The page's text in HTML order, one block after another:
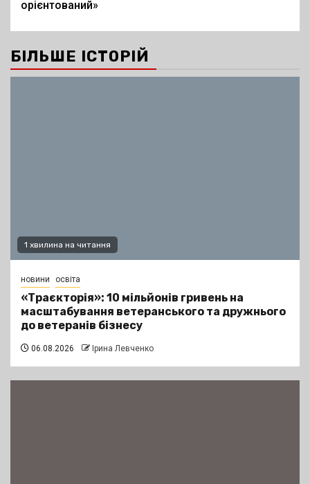
орієнтований»
БІЛЬШЕ ІСТОРІЙ
1 хвилина на читання
новини освіта
«Траєкторія»: 10 мільйонів гривень на
масштабування ветеранського та дружнього
до ветеранів бізнесу
06.08.2026 Ірина Левченко